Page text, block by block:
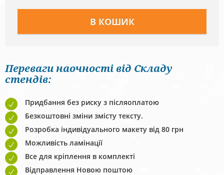
Переваги наочності від Складу
стендів:
Придбання без риску з післяоплатою
Безкоштовні зміни змісту тексту.
Розробка індивідуального макету від 80 грн
Можливість ламінації
Все для кріплення в комплекті
Відправлення Новою поштою